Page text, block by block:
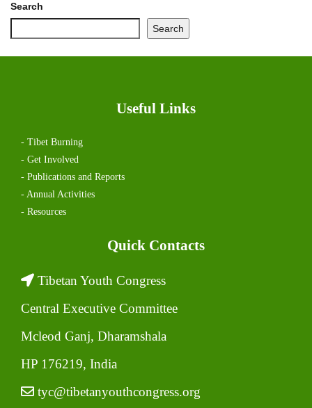
Search
Search
Useful Links
- Tibet Burning
- Get Involved
- Publications and Reports
- Annual Activities
- Resources
Quick Contacts
Tibetan Youth Congress
Central Executive Committee
Mcleod Ganj, Dharamshala
HP 176219, India
tyc@tibetanyouthcongress.org